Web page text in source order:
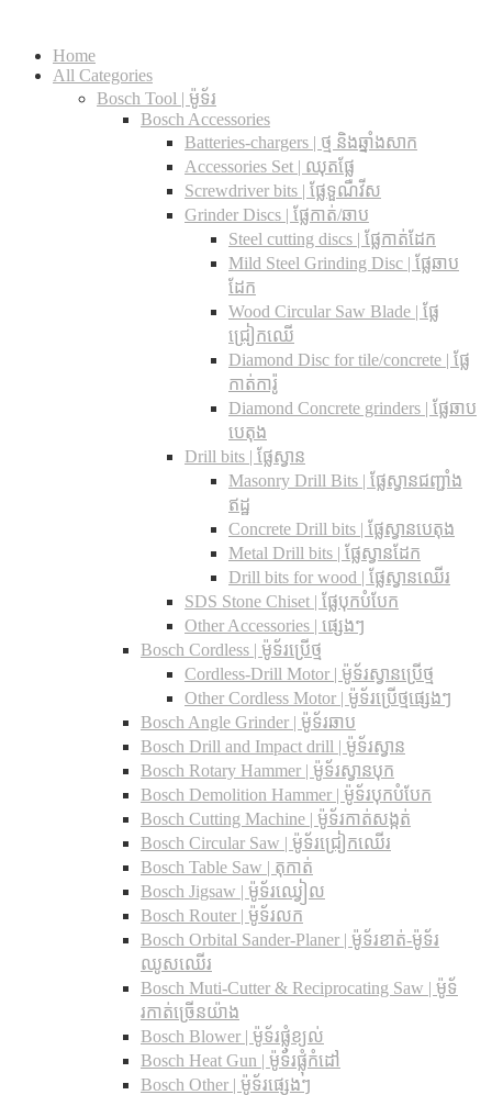
Home
All Categories
Bosch Tool | ម៉ូទ័រ
Bosch Accessories
Batteries-chargers | ថ្ម និងឆ្នាំងសាក
Accessories Set | ឈុតផ្លែ
Screwdriver bits | ផ្លែទួណឺវីស
Grinder Discs |​ ផ្លែកាត់/ឆាប
Steel cutting discs |​ ផ្លែកាត់ដែក
Mild Steel Grinding Disc | ផ្លែឆាប
ដែក
Wood Circular Saw Blade | ផ្លែ
ជ្រៀកឈើ
Diamond Disc for tile/concrete​ | ផ្លែ
កាត់ការ៉ូ
Diamond Concrete grinders | ផ្លែឆាប
បេតុង
Drill bits |​ ផ្លែស្វាន
Masonry Drill Bits |​ ផ្លែស្វានជញ្ជាំង
ឥដ្ឋ
Concrete Drill bits |​ ផ្លែស្វានបេតុង
Metal Drill bits |​ ផ្លែស្វានដែក
Drill bits for wood |​ ផ្លែស្វានឈើរ
SDS Stone Chiset |​ ផ្លែបុកបំបែក
Other Accessories | ផ្សេងៗ
Bosch Cordless | ម៉ូទ័រប្រើថ្ម
Cordless-Drill Motor | ម៉ូទ័រស្វានប្រើថ្ម
Other Cordless Motor | ម៉ូទ័រប្រើថ្មផ្សេងៗ
Bosch Angle Grinder | ម៉ូទ័រឆាប
Bosch Drill and Impact drill | ម៉ូទ័រស្វាន
Bosch Rotary Hammer | ម៉ូទ័រស្វានបុក
Bosch Demolition Hammer | ម៉ូទ័របុកបំបែក
Bosch Cutting Machine | ម៉ូទ័រកាត់សង្កត់
Bosch Circular Saw | ម៉ូទ័រជ្រៀកឈើរ
Bosch Table Saw | តុកាត់
Bosch Jigsaw | ម៉ូទ័រឈ្វៀល
Bosch Router | ម៉ូទ័រលក
Bosch Orbital Sander-Planer​ | ម៉ូទ័រខាត់-ម៉ូទ័រ
ឈូសឈើរ
Bosch Muti-Cutter & Reciprocating Saw​ | ម៉ូទ័
រកាត់ច្រើនយ៉ាង
Bosch Blower | ម៉ូទ័រផ្លុំខ្យល់
Bosch Heat Gun | ម៉ូទ័រផ្លុំកំដៅ
Bosch Other | ម៉ូទ័រផ្សេងៗ